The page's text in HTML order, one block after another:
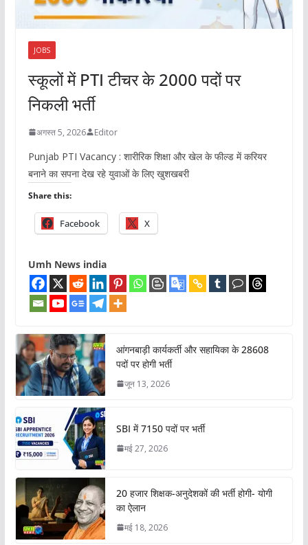
JOBS
स्कूलों में PTI टीचर के 2000 पदों पर
निकली भर्ती
अगस्त 5, 2026 Editor
Punjab PTI Vacancy : शारीरिक शिक्षा और खेल के फील्ड में करियर
बनाने का सपना देख रहे युवाओं के लिए खुशखबरी
Share this:
Facebook X
Umh News india
आंगनबाड़ी कार्यकर्ती और सहायिका के 28608
पदों पर होगी भर्ती
जून 13, 2026
SBI में 7150 पदों पर भर्ती
मई 27, 2026
20 हजार शिक्षक-अनुदेशकों की भर्ती होगी- योगी
का ऐलान
मई 18, 2026